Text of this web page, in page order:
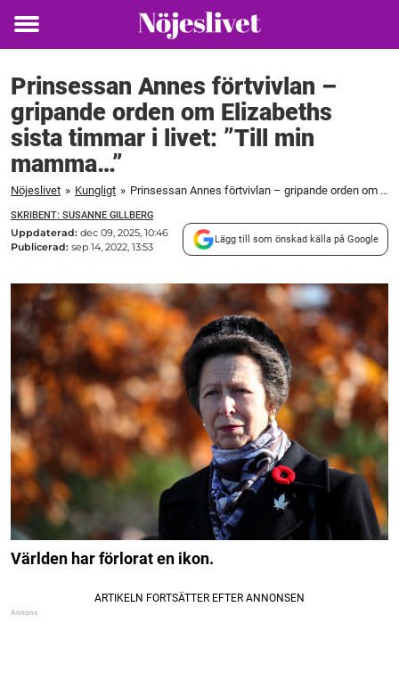
Toggle
Prinsessan Annes förtvivlan –
gripande orden om Elizabeths
sista timmar i livet: ”Till min
mamma…”
Nöjeslivet » Kungligt » Prinsessan Annes förtvivlan – gripande orden om Elizabeths sista timmar i livet: "Till min mamma..."
SKRIBENT: SUSANNE GILLBERG
Uppdaterad: dec 09, 2025, 10:46
Publicerad: sep 14, 2022, 13:53
Lägg till som önskad källa på Google
Världen har förlorat en ikon.